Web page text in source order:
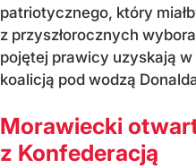
patriotycznego, który
z przyszłorocznych
pojętej prawicy uzyskają
koalicją pod wodzą
Morawiecki
z Konfederacją